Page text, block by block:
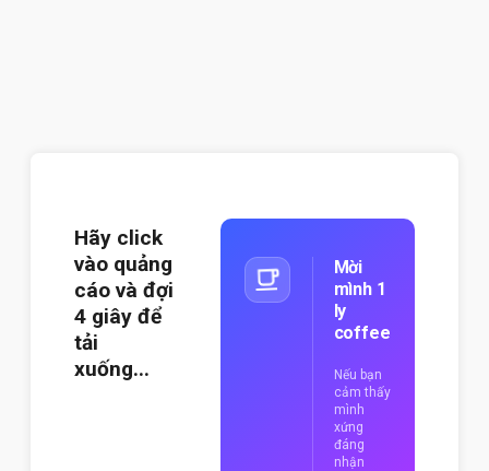
Hãy click
vào quảng
cáo và đợi
3 giây để
tải
xuống...
Mời
mình 1
ly
coffee
Nếu bạn
cảm thấy
mình
xứng
đáng
nhận